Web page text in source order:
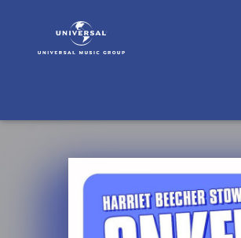
Hören
Onkel